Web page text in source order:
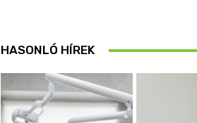
HASONLÓ HÍREK